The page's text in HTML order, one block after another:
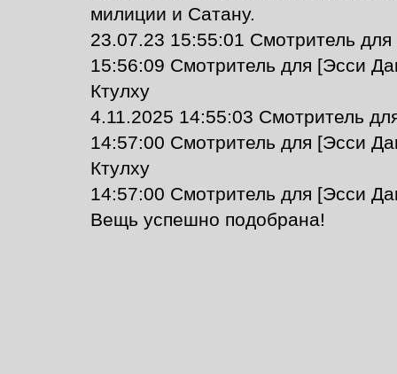
милиции и Сатану.
23.07.23 15:55:01 Смотритель
15:56:09 Смотритель для [Эсси
Ктулху
4.11.2025 14:55:03 Смотритель
14:57:00 Смотритель для [Эсси
Ктулху
14:57:00 Смотритель для [Эсси
Вещь успешно подобрана!